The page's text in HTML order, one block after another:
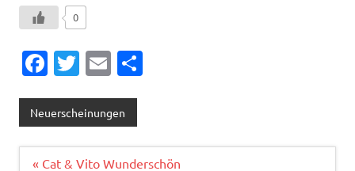
0
Fa
e
b
o
T
it
te
r
E
ai
l
n
Neuerscheinungen
Beitragsnavigation
« Cat & Vito Wunderschön